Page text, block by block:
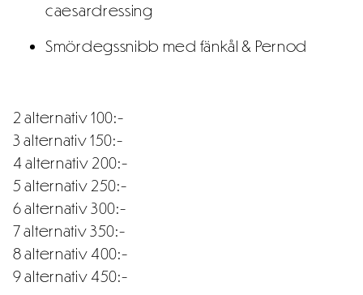
caesardressing
Smördegssnibb med fänkål & Pernod
2 alternativ 100:-
3 alternativ 150:-
4 alternativ 200:-
5 alternativ 250:-
6 alternativ 300:-
7 alternativ 350:-
8 alternativ 400:-
9 alternativ 450:-